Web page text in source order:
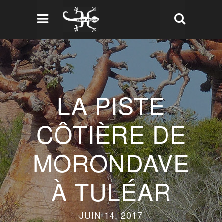
LA PISTE
CÔTIÈRE DE
MORONDAVE
À TULÉAR
JUIN 14, 2017